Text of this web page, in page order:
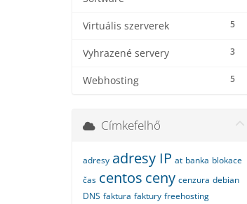
5
Virtuális szerverek
3
Vyhrazené servery
5
Webhosting
Címkefelhő
adresy adresy IP at banka blokace
čas centos ceny cenzura debian
DNS faktura faktury freehosting